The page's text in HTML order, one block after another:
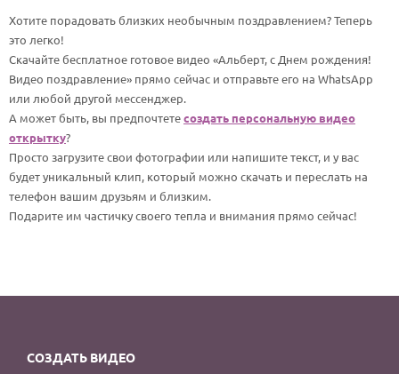
Папе
Детям
Все родственники
ПЕРСОНАЛЬНЫЕ
Пожелания
По именам
Хотите порадовать близких необычным поздравлением? Теперь
это легко!
Скачайте бесплатное готовое видео «Альберт, с Днем рождения!
Видео поздравление» прямо сейчас и отправьте его на WhatsApp
или любой другой мессенджер.
А может быть, вы предпочтетесоздать персональную видео
открытку?
Просто загрузите свои фотографии или напишите текст, и у вас
будет уникальный клип, который можно скачать и переслать на
телефон вашим друзьям и близким.
Подарите им частичку своего тепла и внимания прямо сейчас!
СОЗДАТЬ ВИДЕО